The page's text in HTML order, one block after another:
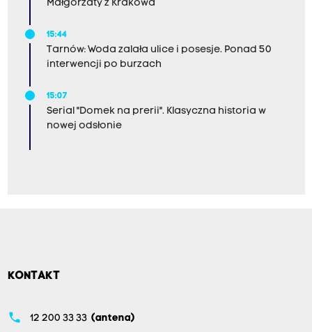
Małgorzaty z Krakowa
15:44
Tarnów: Woda zalała ulice i posesje. Ponad 50
interwencji po burzach
15:07
Serial "Domek na prerii". Klasyczna historia w
nowej odsłonie
KONTAKT
phone 12 200 33 33 (antena)